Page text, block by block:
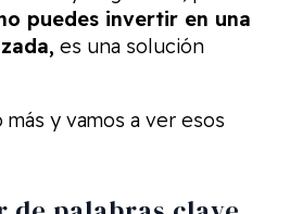
puedes invertir en una
es una solución
y vamos a ver esos